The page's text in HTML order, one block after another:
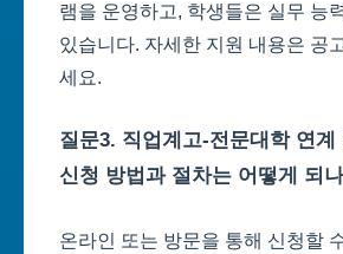
램을 운영하고, 학생들은 실무 능
있습니다. 자세한 지원 내용은 공
세요.
질문3. 직업계고-전문대학 연계
신청 방법과 절차는 어떻게 되
온라인 또는 방문을 통해 신청할